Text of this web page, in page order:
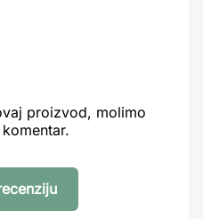
proizvod, molimo